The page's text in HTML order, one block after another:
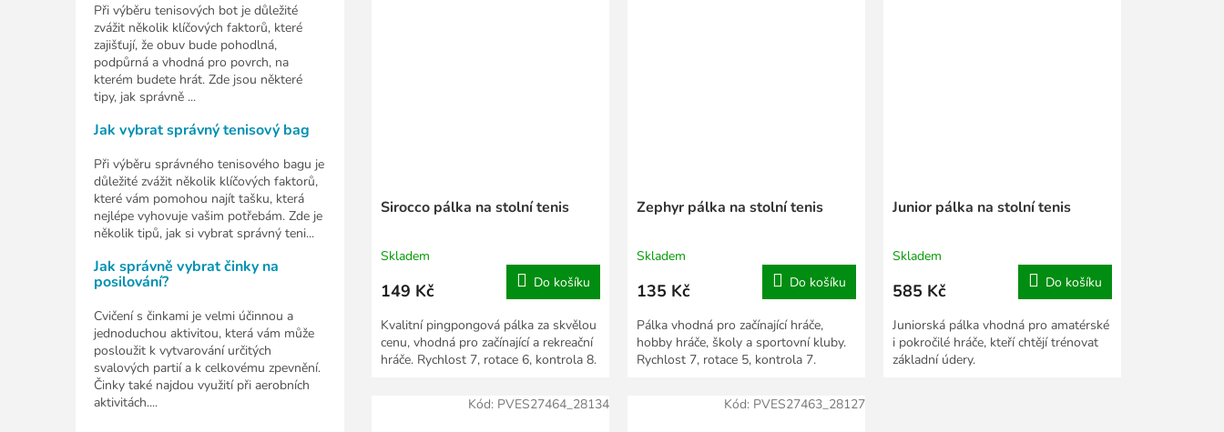
Při výběru tenisových bot je důležité
zvážit několik klíčových faktorů, které
zajišťují, že obuv bude pohodlná,
podpůrná a vhodná pro povrch, na
kterém budete hrát. Zde jsou některé
tipy, jak správně ...
Jak vybrat správný tenisový bag
Při výběru správného tenisového bagu je
důležité zvážit několik klíčových faktorů,
které vám pomohou najít tašku, která
nejlépe vyhovuje vašim potřebám. Zde je
několik tipů, jak si vybrat správný teni...
Jak správně vybrat činky na
posilování?
Cvičení s činkami je velmi účinnou a
jednoduchou aktivitou, která vám může
posloužit k vytvarování určitých
svalových partií a k celkovému zpevnění.
Činky také najdou využití při aerobních
aktivitách....
Sirocco pálka na stolní tenis
Skladem
149 Kč Do košíku
Kvalitní pingpongová pálka za skvělou
cenu, vhodná pro začínající a rekreační
hráče. Rychlost 7, rotace 6, kontrola 8.
Zephyr pálka na stolní tenis
Skladem
135 Kč Do košíku
Pálka vhodná pro začínající hráče,
hobby hráče, školy a sportovní kluby.
Rychlost 7, rotace 5, kontrola 7.
Junior pálka na stolní tenis
Skladem
585 Kč Do košíku
Juniorská pálka vhodná pro amatérské
i pokročilé hráče, kteří chtějí trénovat
základní údery.
Kód: PVES27464_28134 Kód: PVES27463_28127